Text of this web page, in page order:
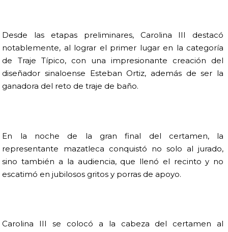
Desde las etapas preliminares, Carolina III destacó
notablemente, al lograr el primer lugar en la categoría
de Traje Típico, con una impresionante creación del
diseñador sinaloense Esteban Ortiz, además de ser la
ganadora del reto de traje de baño.
En la noche de la gran final del certamen, la
representante mazatleca conquistó no solo al jurado,
sino también a la audiencia, que llenó el recinto y no
escatimó en jubilosos gritos y porras de apoyo.
Carolina III se colocó a la cabeza del certamen al